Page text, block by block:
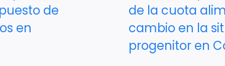
de
en
de la cuota
cambio en la
progenitor en